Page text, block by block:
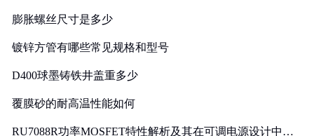
膨胀螺丝尺寸是多少
镀锌方管有哪些常见规格和型号
D400球墨铸铁井盖重多少
覆膜砂的耐高温性能如何
RU7088R功率MOSFET特性解析及其在可调电源设计中的